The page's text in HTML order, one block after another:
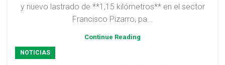
y nuevo lastrado de **1,15 kilómetros** en el sector
Francisco Pizarro, pa...
Continue Reading
NOTICIAS